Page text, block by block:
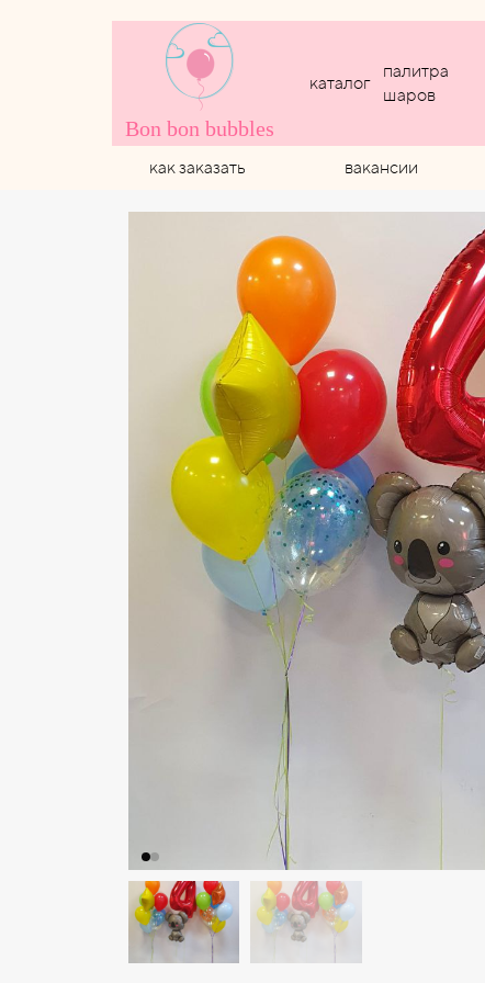
Bon bon bubbles
каталог
палитра
шаров
как заказать вакансии